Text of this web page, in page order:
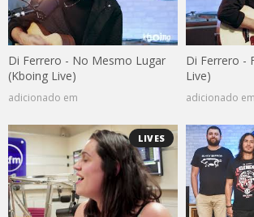
Di Ferrero - No Mesmo Lugar
(Kboing Live)
adicionado em
Di Ferrero -
Live)
adicionado em
LIVES